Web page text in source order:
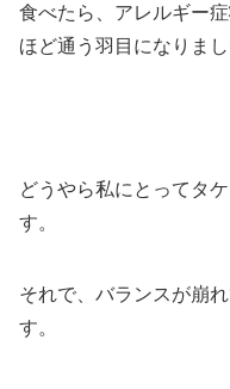
食べたら、アレルギー
ほど通う羽目になりまし
どうやら私にとってタ
す。
それで、バランスが崩
す。